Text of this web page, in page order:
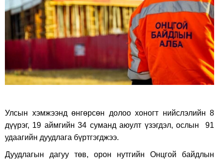
FacebookTwitter
Улсын хэмжээнд өнгөрсөн долоо хоногт нийслэлийн 8
дүүрэг, 19 аймгийн 34 суманд аюулт үзэгдэл, ослын 91
удаагийн дуудлага бүртгэгджээ.
Дуудлагын дагуу төв, орон нутгийн Онцгой байдлын